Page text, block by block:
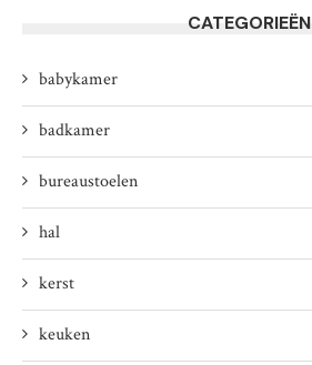
CATEGORIEËN
babykamer
badkamer
bureaustoelen
hal
kerst
keuken